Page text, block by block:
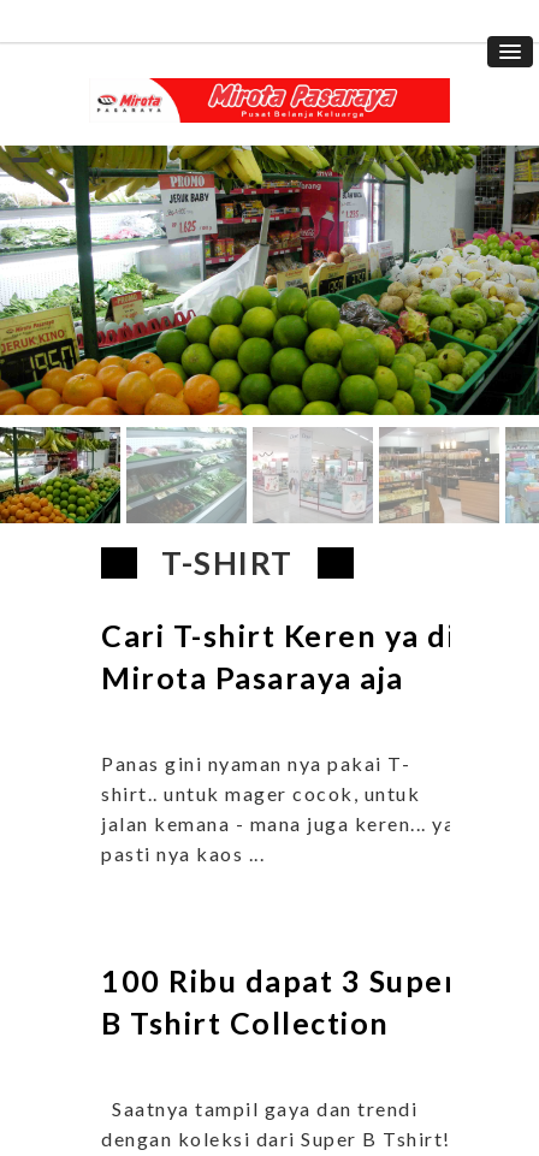
T-SHIRT
Cari T-shirt Keren ya di
Mirota Pasaraya aja
Panas gini nyaman nya pakai T-
shirt.. untuk mager cocok, untuk
jalan kemana - mana juga keren... ya
pasti nya kaos ...
100 Ribu dapat 3 Super
B Tshirt Collection
Saatnya tampil gaya dan trendi
dengan koleksi dari Super B Tshirt!